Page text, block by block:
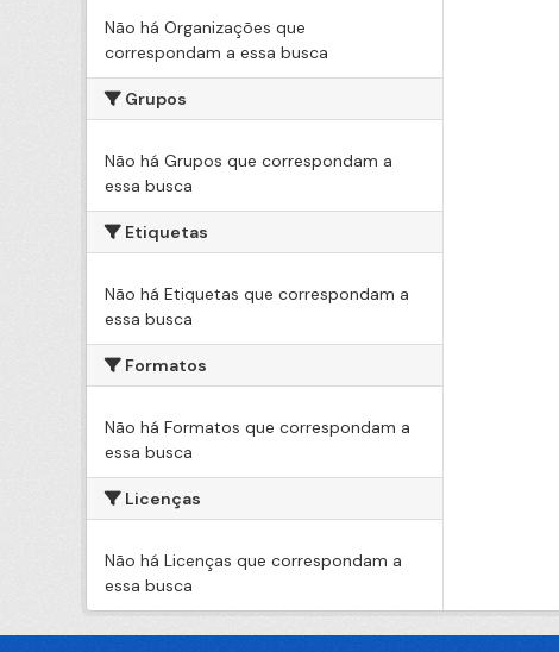
Não há Organizações que
correspondam a essa busca
Grupos
Não há Grupos que correspondam a
essa busca
Etiquetas
Não há Etiquetas que correspondam a
essa busca
Formatos
Não há Formatos que correspondam a
essa busca
Licenças
Não há Licenças que correspondam a
essa busca